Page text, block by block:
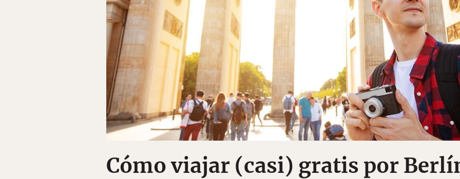
Cómo viajar (casi) gratis por